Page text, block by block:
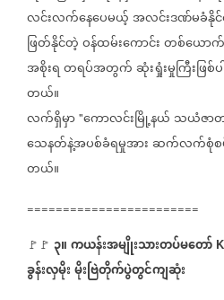
လင်းလက်နေပေမယ့်အလင်းဒဏ်မခံနို
ဖြတ်နိုင်တဲ့ဝန်ထမ်းကောင်းတစ်ယောက်
အစိုးရတရပ်အတွက်ဆုံးရှုံးမှုကြီးဖြ
တယ်။
လက်ရှိမှာ "ကောလင်းမြို့နယ် သယံဇာ
သေနတ်နဲ့အပစ်ခံရမှုအားဆက်လက်စုံစ
တယ်။
========================
🚩🚩 ၃။ကယန်းအမျိုးသားတပ်မတော်
ခွန်းလှမိုးမိုးဗြဲတိုက်ပွဲတွင်ကျဆုံး